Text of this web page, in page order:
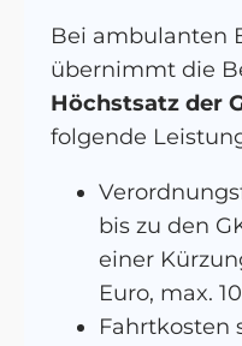
Bei ambulanten
übernimmt die
Höchstsatz der
folgende
bis zu den
einer
Euro, max.
Fahrtkosten